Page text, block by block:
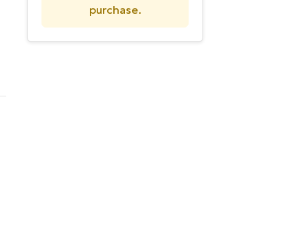
purchase.